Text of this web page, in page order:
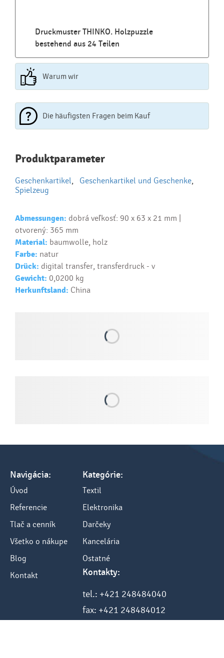
Druckmuster THINKO. Holzpuzzle
bestehend aus 24 Teilen
Warum wir
Die häufigsten Fragen beim Kauf
Najčastejšie otázky pri nákupe
reklamných predmetov
Ako realizujete potlač na reklamné premedy?
Ako si vybrať správny predmet?
Text...
Produktparameter
Geschenkartikel, Geschenkartikel und Geschenke,
Spielzeug
Abmessungen: dobrá veľkosť: 90 x 63 x 21 mm |
otvorený: 365 mm
Material: baumwolle, holz
Farbe: natur
Drück: digital transfer, transferdruck - v
Gewicht: 0,0200 kg
Herkunftsland: China
Navigácia:
Úvod
Referencie
Tlač a cenník
Všetko o nákupe
Blog
Kontakt
Kategórie:
Textil
Elektronika
Darčeky
Kancelária
Ostatné
Kontakty:
tel.: +421 248484040
fax: +421 248484012